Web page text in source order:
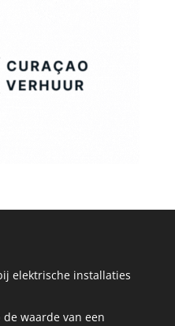
elektrische installaties
waarde van een